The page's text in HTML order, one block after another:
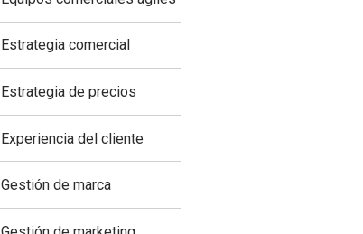
Estrategia comercial
Estrategia de precios
Experiencia del cliente
Gestión de marca